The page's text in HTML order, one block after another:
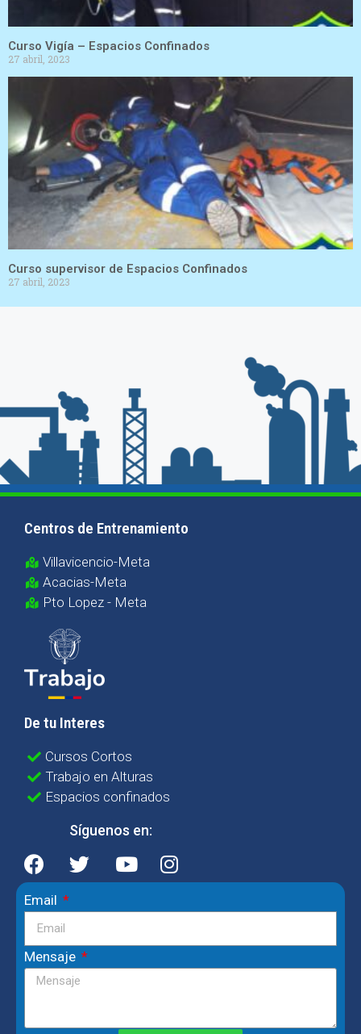
Curso Vigía – Espacios Confinados
27 abril, 2023
Curso supervisor de Espacios Confinados
27 abril, 2023
Centros de Entrenamiento
Villavicencio-Meta
Acacias-Meta
Pto Lopez - Meta
De tu Interes
Cursos Cortos
Trabajo en Alturas
Espacios confinados
Síguenos en:
Email
Mensaje